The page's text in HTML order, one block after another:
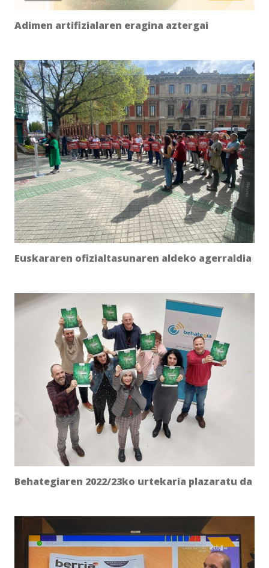
Adimen artifizialaren eragina aztergai
Euskararen ofizialtasunaren aldeko agerraldia
Behategiaren 2022/23ko urtekaria plazaratu da